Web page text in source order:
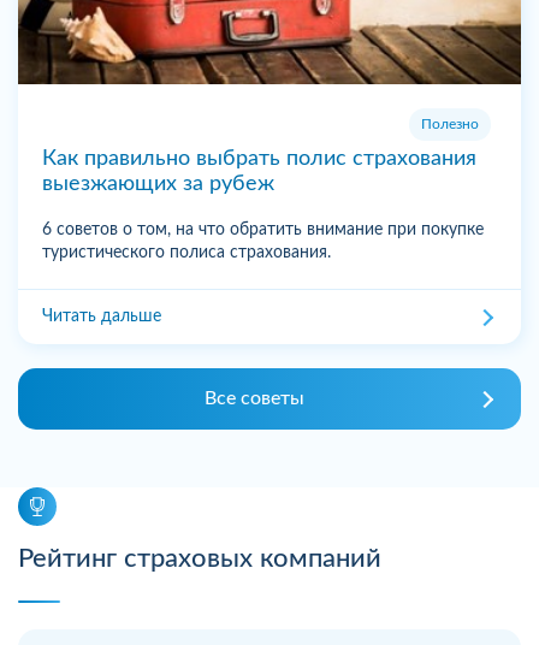
Полезно
Как правильно выбрать полис страхования
выезжающих за рубеж
6 советов о том, на что обратить внимание при покупке
туристического полиса страхования.
Читать дальше
Все советы
Рейтинг страховых компаний